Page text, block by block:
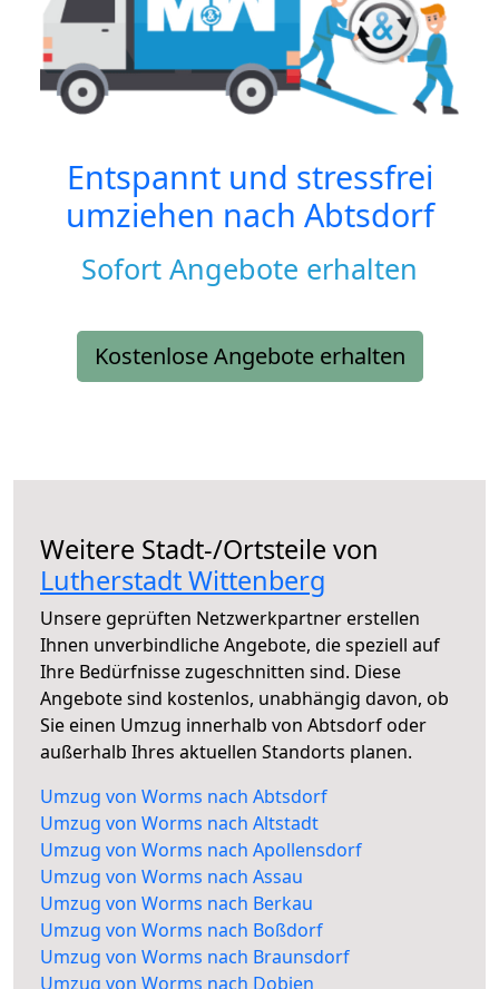
Entspannt und stressfrei
umziehen nach Abtsdorf
Sofort Angebote erhalten
Kostenlose Angebote erhalten
Weitere Stadt-/Ortsteile von
Lutherstadt Wittenberg
Unsere geprüften Netzwerkpartner erstellen
Ihnen unverbindliche Angebote, die speziell auf
Ihre Bedürfnisse zugeschnitten sind. Diese
Angebote sind kostenlos, unabhängig davon, ob
Sie einen Umzug innerhalb von Abtsdorf oder
außerhalb Ihres aktuellen Standorts planen.
Umzug von Worms nach Abtsdorf
Umzug von Worms nach Altstadt
Umzug von Worms nach Apollensdorf
Umzug von Worms nach Assau
Umzug von Worms nach Berkau
Umzug von Worms nach Boßdorf
Umzug von Worms nach Braunsdorf
Umzug von Worms nach Dobien